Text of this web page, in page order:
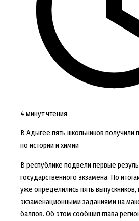
4 минут чтения
В Адыгее пять школьников получили
по истории и химии
В республике подвели первые
государственного экзамена. По
уже определились пять выпускников,
экзаменационными заданиями на
баллов. Об этом сообщил глава